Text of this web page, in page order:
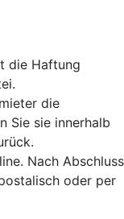
die Haftung
die
Sie sie innerhalb
Nach Abschluss
oder per